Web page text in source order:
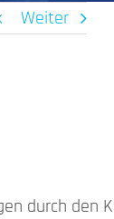
Weiter
durch den